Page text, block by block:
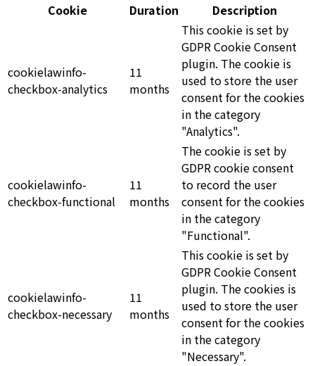
Cookie
Duration Description
cookielawinfo-
checkbox-analytics
11
months
This cookie is set by
GDPR Cookie Consent
plugin. The cookie is
used to store the user
consent for the cookies
in the category
"Analytics".
cookielawinfo-
checkbox-functional
11
months
The cookie is set by
GDPR cookie consent
to record the user
consent for the cookies
in the category
"Functional".
cookielawinfo-
checkbox-necessary
11
months
This cookie is set by
GDPR Cookie Consent
plugin. The cookies is
used to store the user
consent for the cookies
in the category
"Necessary".